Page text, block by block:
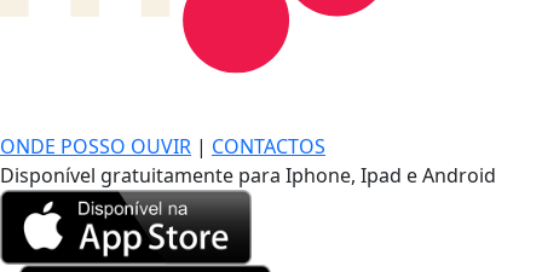
ONDE POSSO OUVIR | CONTACTOS
Disponível gratuitamente para Iphone, Ipad e Android